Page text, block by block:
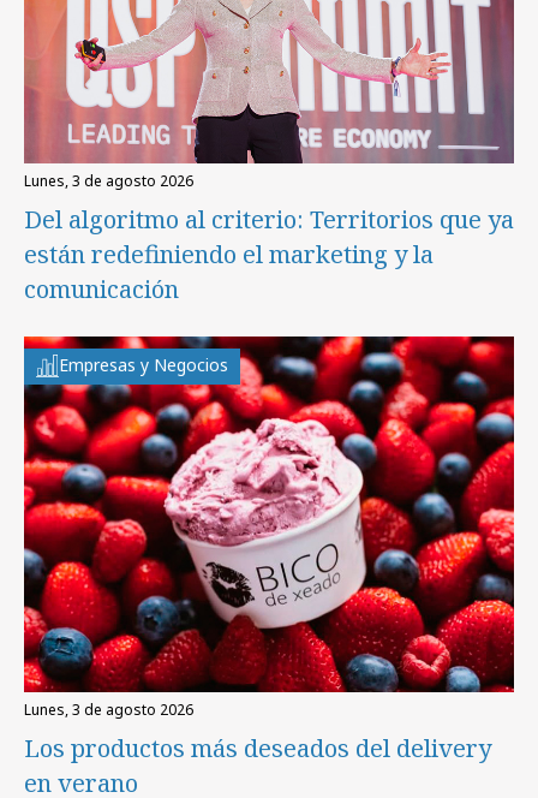
lunes, 3 de agosto 2026
Del algoritmo al criterio: Territorios que ya
están redefiniendo el marketing y la
comunicación
Empresas y Negocios
lunes, 3 de agosto 2026
Los productos más deseados del delivery
en verano